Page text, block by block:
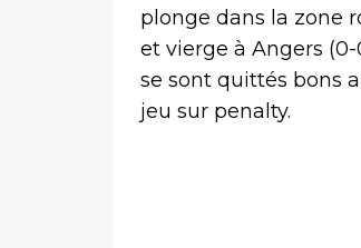
plonge dans la zone
et vierge à Angers
se sont quittés bons
jeu sur penalty.